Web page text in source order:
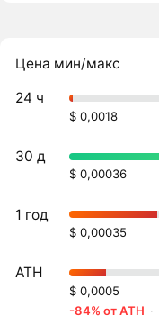
Цена мин/макс
24 ч
$ 0,0018
30 д
$ 0,00036
1 год
$ 0,00035
ATH
$ 0,0005
-84% от ATH ·